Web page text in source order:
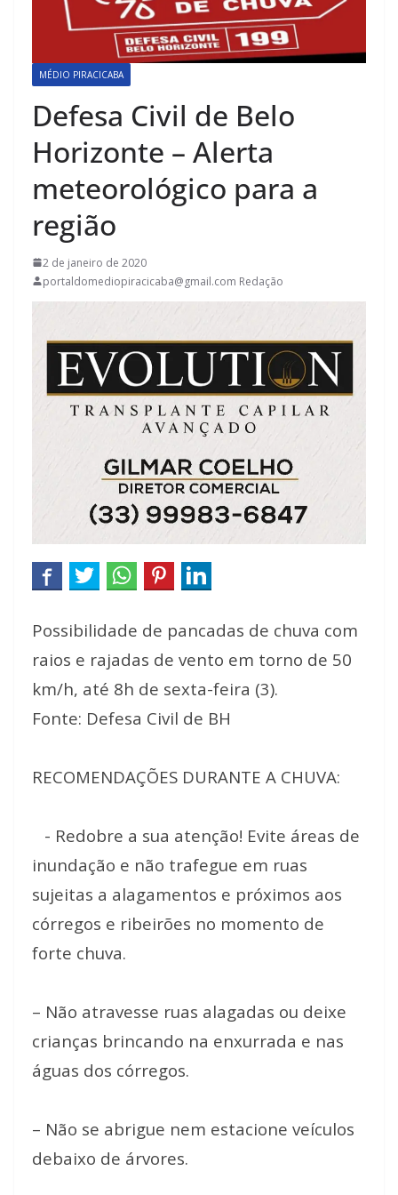
MÉDIO PIRACICABA
Defesa Civil de Belo
Horizonte – Alerta
meteorológico para a
região
2 de janeiro de 2020
portaldomediopiracicaba@gmail.com Redação
Possibilidade de pancadas de chuva com
raios e rajadas de vento em torno de 50
km/h, até 8h de sexta-feira (3).
Fonte: Defesa Civil de BH
RECOMENDAÇÕES DURANTE A CHUVA:
⠀- Redobre a sua atenção! Evite áreas de
inundação e não trafegue em ruas
sujeitas a alagamentos e próximos aos
córregos e ribeirões no momento de
forte chuva.
– Não atravesse ruas alagadas ou deixe
crianças brincando na enxurrada e nas
águas dos córregos.
– Não se abrigue nem estacione veículos
debaixo de árvores.